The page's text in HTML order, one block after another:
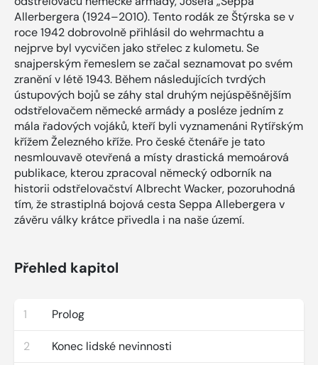
Allerbergera (1924–2010). Tento rodák ze Štýrska se v
roce 1942 dobrovolně přihlásil do wehrmachtu a
nejprve byl vycvičen jako střelec z kulometu. Se
snajperským řemeslem se začal seznamovat po svém
zranění v létě 1943. Během následujících tvrdých
ústupových bojů se záhy stal druhým nejúspěšnějším
odstřelovačem německé armády a posléze jedním z
mála řadových vojáků, kteří byli vyznamenáni Rytířským
křížem Železného kříže. Pro české čtenáře je tato
nesmlouvavě otevřená a místy drastická memoárová
publikace, kterou zpracoval německý odborník na
historii odstřelovačství Albrecht Wacker, pozoruhodná
tím, že strastiplná bojová cesta Seppa Allebergera v
závěru války krátce přivedla i na naše území.
Přehled kapitol
1 Prolog
2 Konec lidské nevinnosti